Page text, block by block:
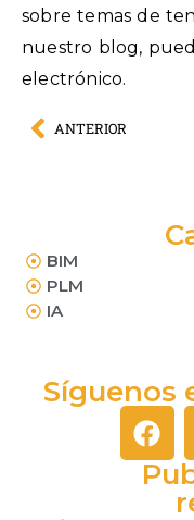
sobre temas de
nuestro blog,
electrónico.
ANTERIOR
BIM
PLM
IA
Síguenos